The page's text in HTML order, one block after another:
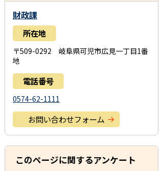
財政課
所在地
〒509-0292 岐阜県可児市広見一丁目1番
地
電話番号
0574-62-1111
お問い合わせフォーム
このページに関するアンケート